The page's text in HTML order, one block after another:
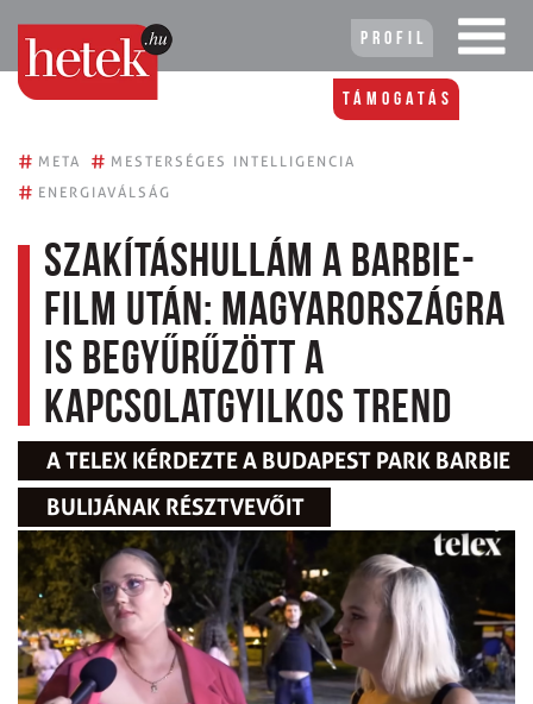
Profil
Támogatás
# META # MESTERSÉGES INTELLIGENCIA
# ENERGIAVÁLSÁG
Szakításhullám a Barbie-
film után: Magyarországra
is begyűrűzött a
kapcsolatgyilkos trend
A TELEX KÉRDEZTE A BUDAPEST PARK BARBIE
BULIJÁNAK RÉSZTVEVŐIT